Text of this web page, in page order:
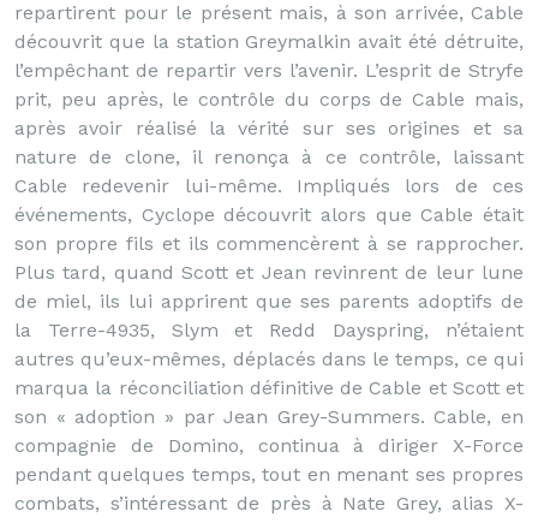
repartirent pour le présent mais, à son arrivée, Cable
découvrit que la station Greymalkin avait été détruite,
l’empêchant de repartir vers l’avenir. L’esprit de Stryfe
prit, peu après, le contrôle du corps de Cable mais,
après avoir réalisé la vérité sur ses origines et sa
nature de clone, il renonça à ce contrôle, laissant
Cable redevenir lui-même. Impliqués lors de ces
événements, Cyclope découvrit alors que Cable était
son propre fils et ils commencèrent à se rapprocher.
Plus tard, quand Scott et Jean revinrent de leur lune
de miel, ils lui apprirent que ses parents adoptifs de
la Terre-4935, Slym et Redd Dayspring, n’étaient
autres qu’eux-mêmes, déplacés dans le temps, ce qui
marqua la réconciliation définitive de Cable et Scott et
son « adoption » par Jean Grey-Summers. Cable, en
compagnie de Domino, continua à diriger X-Force
pendant quelques temps, tout en menant ses propres
combats, s’intéressant de près à Nate Grey, alias X-